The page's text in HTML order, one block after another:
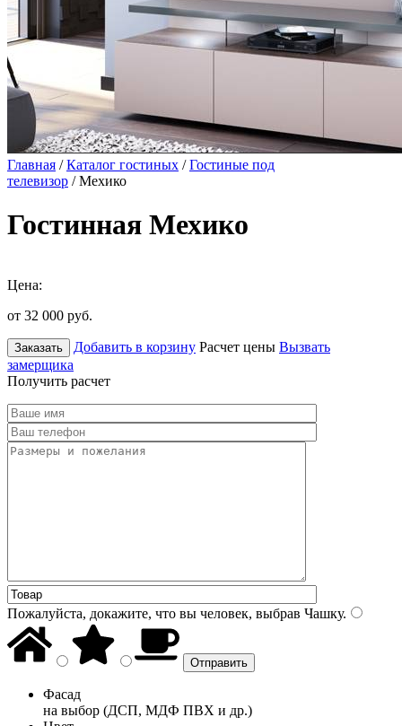
Главная /Каталог гостиных /Гостиные под
телевизор / Мехико
Гостинная Мехико
Цена:
от 32 000 руб.
Заказать Добавить в корзину Расчет цены Вызвать
замерщика
Получить расчет
Пожалуйста, докажите, что вы человек, выбрав Чашку.
Фасад
на выбор (ДСП, МДФ ПВХ и др.)